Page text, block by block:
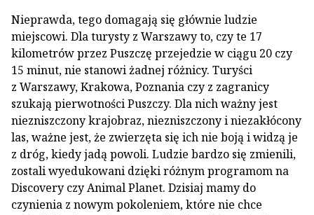
Nieprawda, tego domagają się głównie ludzie
miejscowi. Dla turysty z Warszawy to, czy te 17
kilometrów przez Puszczę przejedzie w ciągu 20 czy
15 minut, nie stanowi żadnej różnicy. Turyści
z Warszawy, Krakowa, Poznania czy z zagranicy
szukają pierwotności Puszczy. Dla nich ważny jest
niezniszczony krajobraz, niezniszczony i niezakłócony
las, ważne jest, że zwierzęta się ich nie boją i widzą je
z dróg, kiedy jadą powoli. Ludzie bardzo się zmienili,
zostali wyedukowani dzięki różnym programom na
Discovery czy Animal Planet. Dzisiaj mamy do
czynienia z nowym pokoleniem, które nie chce